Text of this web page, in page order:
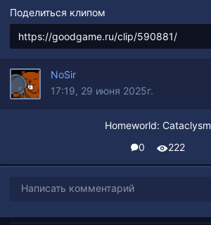
Поделиться клипом
NoSir
17:19, 29 июня 2025г.
Homeworld: Cataclysm
0
222
Написать комментарий